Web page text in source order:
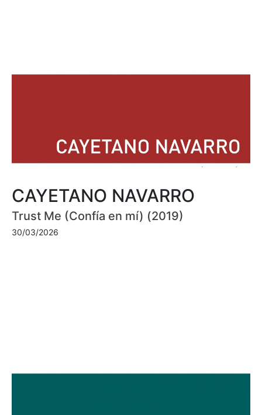
CAYETANO NAVARRO
Trust Me (Confía en mí) (2019)
30/03/2026